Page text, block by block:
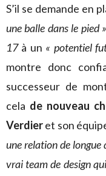
S’il se demande en
une balle dans le pied »
17à un « potentiel
montre donc
successeur de
cela de nouveau
Verdieret son
une relation de
vrai team de design